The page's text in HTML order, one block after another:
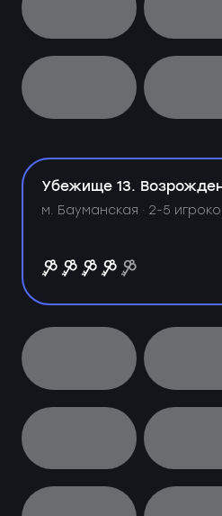
Убежище 13.
м. Бауманская ·2-5